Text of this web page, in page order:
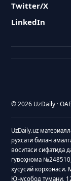
Twitter/X
LinkedIn
© 2026 UzDaily ·
UzDaily.uz
рухсати билан
воситаси сифатида
гувоҳнома
хусусий корхонаси.
Юнусобод тумани,